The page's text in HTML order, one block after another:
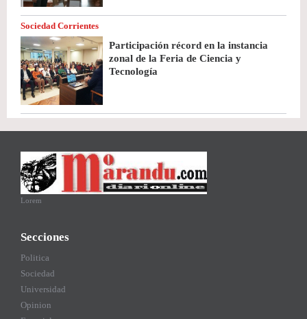
Sociedad Corrientes
Participación récord en la instancia
zonal de la Feria de Ciencia y
Tecnología
Lorem
Secciones
Politica
Sociedad
Universidad
Opinion